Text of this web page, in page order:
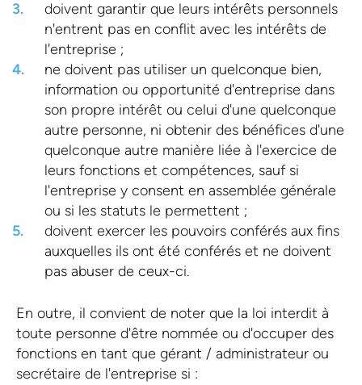
doivent garantir que leurs intérêts personnels
n'entrent pas en conflit avec les intérêts de
l'entreprise ;
ne doivent pas utiliser un quelconque bien,
information ou opportunité d'entreprise dans
son propre intérêt ou celui d'une quelconque
autre personne, ni obtenir des bénéfices d'une
quelconque autre manière liée à l'exercice de
leurs fonctions et compétences, sauf si
l'entreprise y consent en assemblée générale
ou si les statuts le permettent ;
doivent exercer les pouvoirs conférés aux fins
auxquelles ils ont été conférés et ne doivent
pas abuser de ceux-ci.
En outre, il convient de noter que la loi interdit à
toute personne d'être nommée ou d'occuper des
fonctions en tant que gérant / administrateur ou
secrétaire de l'entreprise si :